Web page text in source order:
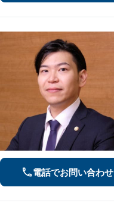
電話でお問い合わせ